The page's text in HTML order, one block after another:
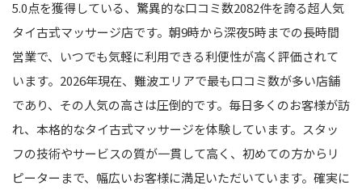
5.0点を獲得している、驚異的な口コミ数2082件を誇る超人気
タイ古式マッサージ店です。朝9時から深夜5時までの長時間
営業で、いつでも気軽に利用できる利便性が高く評価されて
います。2026年現在、難波エリアで最も口コミ数が多い店舗
であり、その人気の高さは圧倒的です。毎日多くのお客様が訪
れ、本格的なタイ古式マッサージを体験しています。スタッ
フの技術やサービスの質が一貫して高く、初めての方からリ
ピーターまで、幅広いお客様に満足いただいています。確実に